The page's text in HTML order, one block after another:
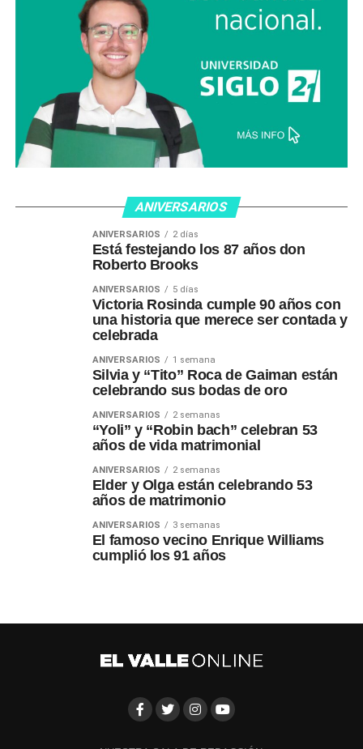
ANIVERSARIOS
ANIVERSARIOS 2 días
Está festejando los 87 años don
Roberto Brooks
ANIVERSARIOS 5 días
Victoria Rosinda cumple 90 años con
una historia que merece ser contada y
celebrada
ANIVERSARIOS 1 semana
Silvia y “Tito” Roca de Gaiman están
celebrando sus bodas de oro
ANIVERSARIOS 2 semanas
“Yoli” y “Robin bach” celebran 53
años de vida matrimonial
ANIVERSARIOS 2 semanas
Elder y Olga están celebrando 53
años de matrimonio
ANIVERSARIOS 3 semanas
El famoso vecino Enrique Williams
cumplió los 91 años